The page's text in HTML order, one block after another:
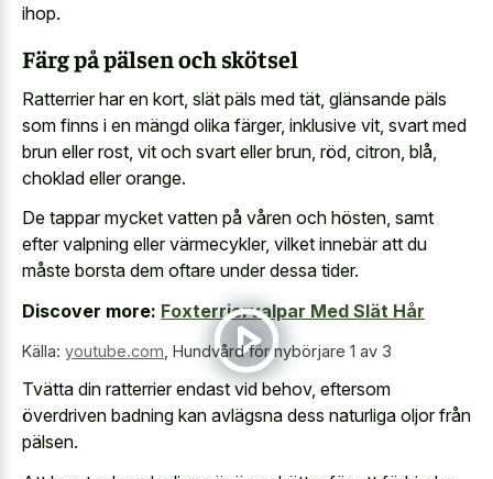
ihop.
Färg på pälsen och skötsel
Ratterrier har en kort, slät päls med tät, glänsande päls
som finns i en mängd olika färger, inklusive vit, svart med
brun eller rost, vit och svart eller brun, röd, citron, blå,
choklad eller orange.
De tappar mycket vatten på våren och hösten, samt
efter valpning eller värmecykler, vilket innebär att du
måste borsta dem oftare under dessa tider.
Discover more: Foxterriervalpar Med Slät Hår
Källa: youtube.com Hundvård för nybörjare 1 av 3
Tvätta din ratterrier endast vid behov, eftersom
överdriven badning kan avlägsna dess naturliga oljor från
pälsen.